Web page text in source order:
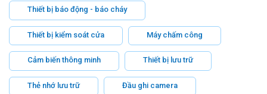
Thiết bị báo động - báo cháy
Thiết bị kiểm soát cửa Máy chấm công
Cảm biến thông minh Thiết bị lưu trữ
Thẻ nhớ lưu trữ Đầu ghi camera